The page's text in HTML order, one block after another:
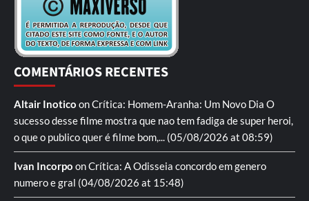
COMENTÁRIOS RECENTES
Altair Inotico onCrítica: Homem-Aranha: Um Novo Dia O
sucesso desse filme mostra que nao tem fadiga de super heroi,
o que o publico quer é filme bom,... (05/08/2026 at 08:59)
Ivan Incorpo onCrítica: A Odisseia concordo em genero
numero e gral (04/08/2026 at 15:48)